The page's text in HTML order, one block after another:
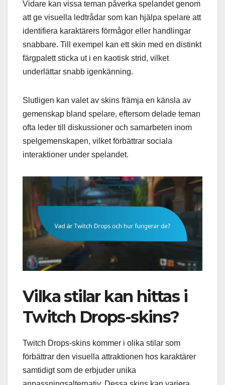
Vidare kan vissa teman påverka spelandet genom
att ge visuella ledtrådar som kan hjälpa spelare att
identifiera karaktärers förmågor eller handlingar
snabbare. Till exempel kan ett skin med en distinkt
färgpalett sticka ut i en kaotisk strid, vilket
underlättar snabb igenkänning.
Slutligen kan valet av skins främja en känsla av
gemenskap bland spelare, eftersom delade teman
ofta leder till diskussioner och samarbeten inom
spelgemenskapen, vilket förbättrar sociala
interaktioner under spelandet.
Vilka stilar kan hittas i
Twitch Drops-skins?
Twitch Drops-skins kommer i olika stilar som
förbättrar den visuella attraktionen hos karaktärer
samtidigt som de erbjuder unika